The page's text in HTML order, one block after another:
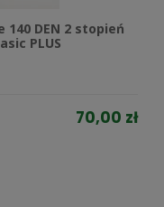
DEN 2 stopień
PLUS
70,00 zł